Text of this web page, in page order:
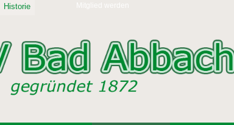
Mitglied werden
Historie